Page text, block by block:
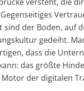
sind der Boden, auf
gedeiht.
dass die
das größte
der digitalen